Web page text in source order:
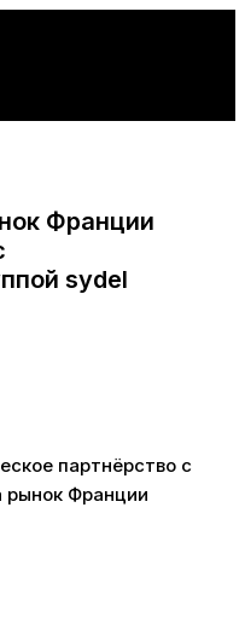
Франции
sydel
партнёрство с
рынок Франции